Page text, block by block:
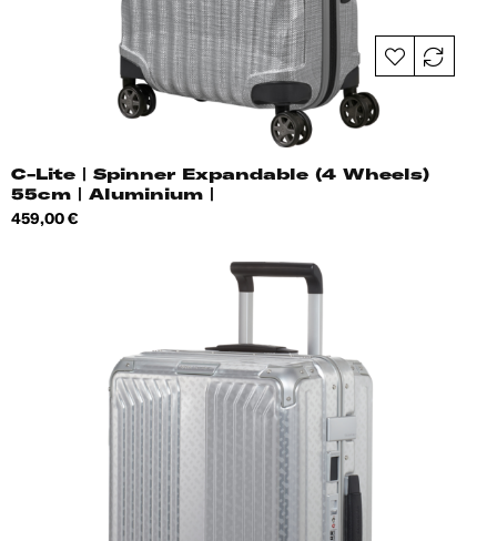
C-Lite | Spinner Expandable (4 Wheels)
55cm | Aluminium |
Hind
459,00 €